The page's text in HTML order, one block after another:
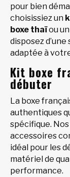
pour bien
choisissiez un
boxe thaïou
disposez
adaptée à
Kit boxe
débuter
La boxe
authentiques
spécifique.
accessoires
idéal pour les
matériel de
performance.